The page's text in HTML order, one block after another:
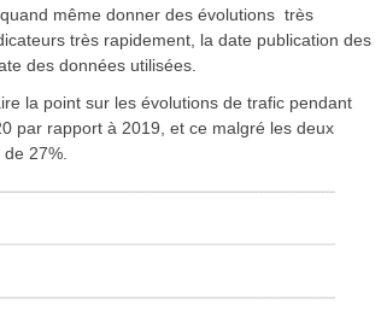
même donner des évolutions très
très rapidement, la date publication des
des données utilisées.
la point sur les évolutions de trafic pendant
par rapport à 2019, et ce malgré les deux
27%.